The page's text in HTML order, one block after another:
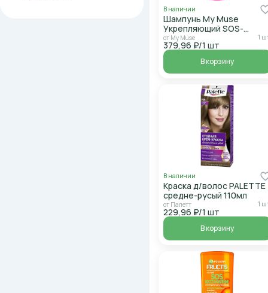
В наличии
Шампунь My Muse
Укрепляющий SOS-
восстановление 400мл
от My Muse 1
379,96 ₽/1 шт
В корзину
В наличии
Краска д/волос PALETTE
средне-русый 110мл
от Палетт 1
229,96 ₽/1 шт
В корзину